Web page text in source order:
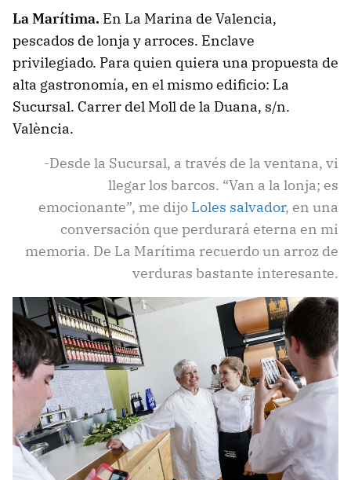
La Marítima. En La Marina de Valencia,
pescados de lonja y arroces. Enclave
privilegiado. Para quien quiera una propuesta de
alta gastronomía, en el mismo edificio: La
Sucursal. Carrer del Moll de la Duana, s/n.
València.
-Desde la Sucursal, a través de la ventana, vi
llegar los barcos. “Van a la lonja; es
emocionante”, me dijo Loles salvador, en una
conversación que perdurará eterna en mi
memoria. De La Marítima recuerdo un arroz de
verduras bastante interesante.